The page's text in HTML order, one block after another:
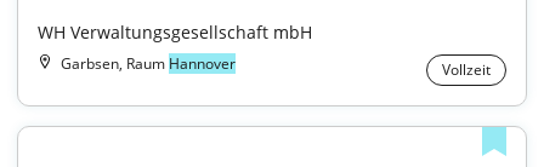
WH Verwaltungsgesellschaft mbH
Garbsen, Raum Hannover Vollzeit